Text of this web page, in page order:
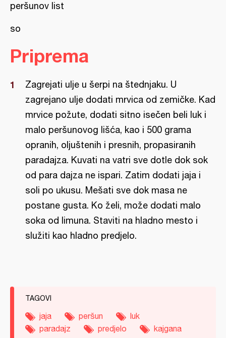
peršunov list
so
Priprema
Zagrejati ulje u šerpi na štednjaku. U
zagrejano ulje dodati mrvica od zemičke. Kad
mrvice požute, dodati sitno isečen beli luk i
malo peršunovog lišća, kao i 500 grama
opranih, oljuštenih i presnih, propasiranih
paradajza. Kuvati na vatri sve dotle dok sok
od para dajza ne ispari. Zatim dodati jaja i
soli po ukusu. Mešati sve dok masa ne
postane gusta. Ko želi, može dodati malo
soka od limuna. Staviti na hladno mesto i
služiti kao hladno predjelo.
TAGOVI
jaja peršun
luk
paradajz
predjelo kajgana